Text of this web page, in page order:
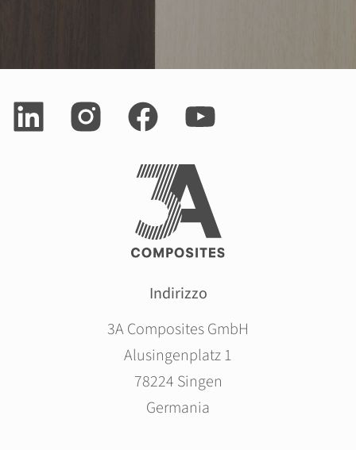
Indirizzo
3A Composites GmbH
Alusingenplatz 1
78224 Singen
Germania